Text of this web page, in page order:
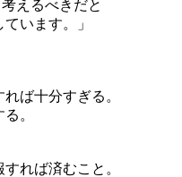
えるべきだと
います。」
ば十分すぎる。
。
れば済むこと。